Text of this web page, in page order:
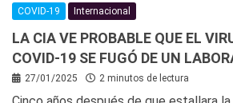
COVID-19 Internacional
LA CIA VE PROBABLE QUE EL
COVID-19 SE FUGÓ DE UN
27/01/2025 2 minutos de lectura